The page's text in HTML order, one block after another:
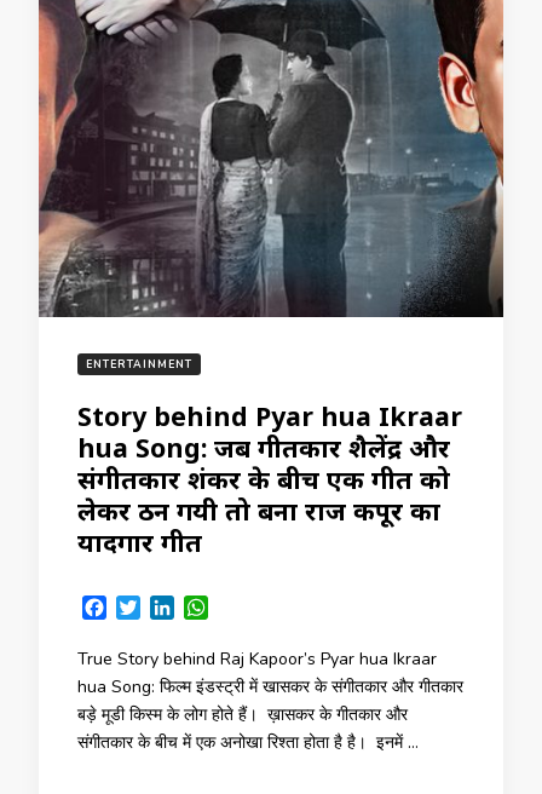
ENTERTAINMENT
Story behind Pyar hua Ikraar
hua Song: जब गीतकार शैलेंद्र और
संगीतकार शंकर के बीच एक गीत को
लेकर ठन गयी तो बना राज कपूर का
यादगार गीत
Facebook
TwitterLinkedIn
True Story behind Raj Kapoor’s Pyar hua Ikraar
hua Song: फिल्म इंडस्ट्री में खासकर के संगीतकार और गीतकार
बड़े मूडी किस्म के लोग होते हैं। ख़ासकर के गीतकार और
संगीतकार के बीच में एक अनोखा रिश्ता होता है है। इनमें …